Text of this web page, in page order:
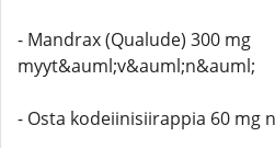
- Mandrax (Qualude) 300 mg
myyt&auml;v&auml;n&auml;
- Osta kodeiinisiirappia 60 mg